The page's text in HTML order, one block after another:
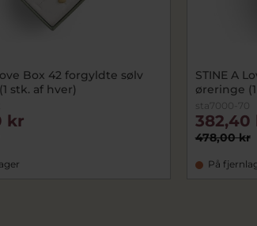
Box 42 forgyldte sølv
stk. af hver)
kr
STINE A
øreringe
sta7000-70
478,00 kr
382,40
På